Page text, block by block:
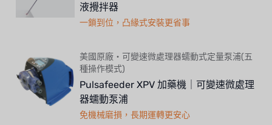
液攪拌器
一鎖到位，凸緣式安裝更省事
美國原廠・可變速微處理器蠕動式定量泵浦(五
種操作模式)
Pulsafeeder XPV 加藥機｜可變速微處理
器蠕動泵浦
免機械磨損，長期運轉更安心